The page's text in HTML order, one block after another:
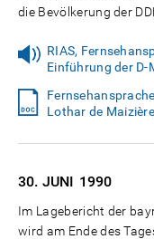
die Bevölkerung der
RIAS,
Einführung der
Lothar de
30. JUNI 1990
Im Lagebericht der
wird am Ende des